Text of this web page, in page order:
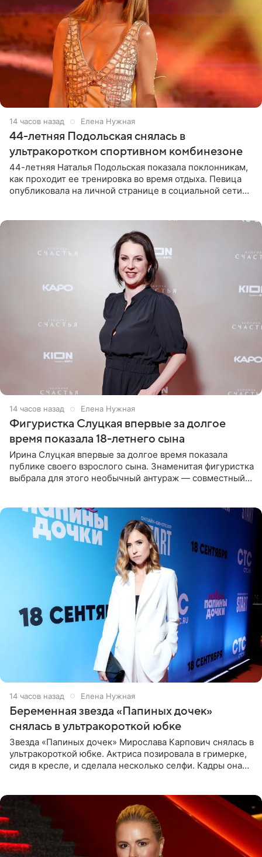
14 часов назад Елена Нужная
44-летняя Подольская снялась в
ультракоротком спортивном комбинезоне
44-летняя Наталья Подольская показала поклонникам,
как проходит ее тренировка во время отдыха. Певица
опубликовала на личной странице в социальной сети
14 часов назад Елена Нужная
Фигуристка Слуцкая впервые за долгое
время показала 18-летнего сына
Ирина Слуцкая впервые за долгое время показала
публике своего взрослого сына. Знаменитая фигуристка
выбрала для этого необычный антураж — совместный
14 часов назад Елена Нужная
Беременная звезда «Папиных дочек»
снялась в ультракороткой юбке
Звезда «Папиных дочек» Мирослава Карпович снялась в
ультракороткой юбке. Актриса позировала в гримерке,
сидя в кресле, и сделала несколько селфи. Кадры она